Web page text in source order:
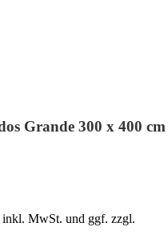
Grande 300 x 400 cm
MwSt. und ggf. zzgl.